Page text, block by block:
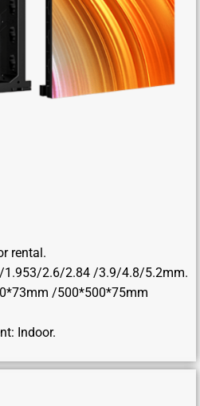
rental.
1.953/2.6/2.84 /3.9/4.8/5.2mm.
/500*500*75mm
Indoor.